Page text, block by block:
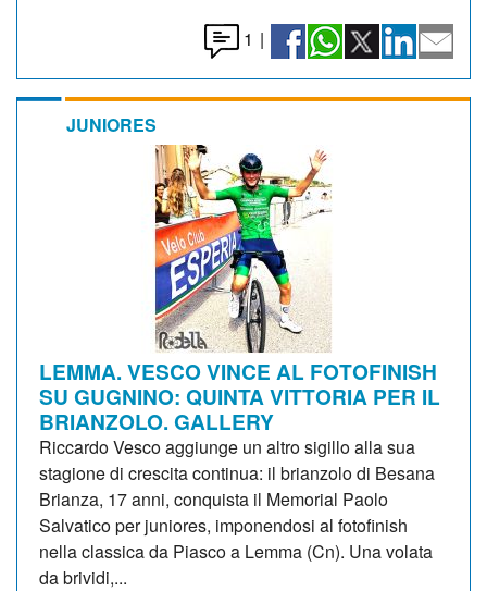
1 |
JUNIORES
LEMMA. VESCO VINCE AL FOTOFINISH
SU GUGNINO: QUINTA VITTORIA PER IL
BRIANZOLO. GALLERY
Riccardo Vesco aggiunge un altro sigillo alla sua
stagione di crescita continua: il brianzolo di Besana
Brianza, 17 anni, conquista il Memorial Paolo
Salvatico per juniores, imponendosi al fotofinish
nella classica da Piasco a Lemma (Cn). Una volata
da brividi,...